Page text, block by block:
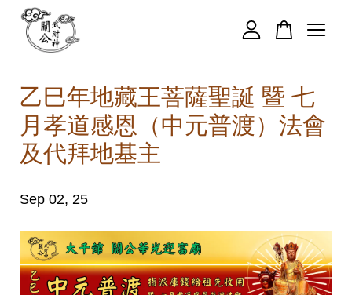
乙巳年地藏王菩薩聖誕 暨 七
月孝道感恩（中元普渡）法會
及代拜地基主
Sep 02, 25
繼續購物